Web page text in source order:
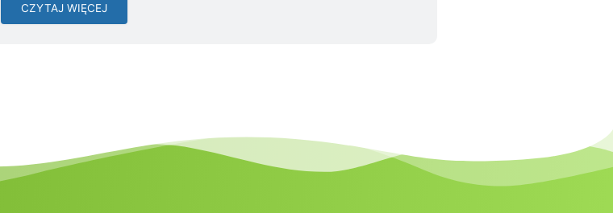
CZYTAJ WIĘCEJ